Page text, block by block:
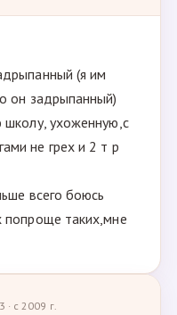
(я им
он задрыпанный)
школу, ухоженную,с
не грех и 2 т р
всего боюсь
таких,мне
с 2009 г.